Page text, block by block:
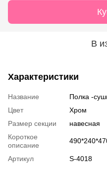
В
Характеристики
Название
Полка -
Цвет
Хром
Размер секции
навесная
Короткое
описание
Артикул S-4018